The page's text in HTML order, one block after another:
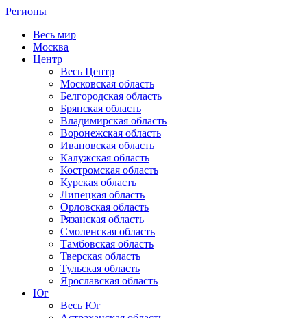
Регионы
Весь мир
Москва
Центр
Весь Центр
Московская область
Белгородская область
Брянская область
Владимирская область
Воронежская область
Ивановская область
Калужская область
Костромская область
Курская область
Липецкая область
Орловская область
Рязанская область
Смоленская область
Тамбовская область
Тверская область
Тульская область
Ярославская область
Юг
Весь Юг